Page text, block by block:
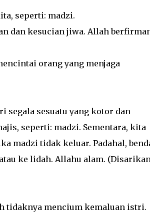
seperti: madzi.
dan kesucian jiwa. Allah
orang yang menjaga
segala sesuatu yang kotor dan
seperti: madzi. Sementara, kita
madzi tidak keluar. Padahal,
ke lidah. Allahu alam.
tidaknya mencium kemaluan istri.